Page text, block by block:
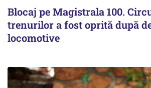
Blocaj pe Magistrala 100.
trenurilor a fost oprită după
locomotive